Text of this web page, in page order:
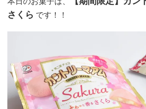
さくら です！！